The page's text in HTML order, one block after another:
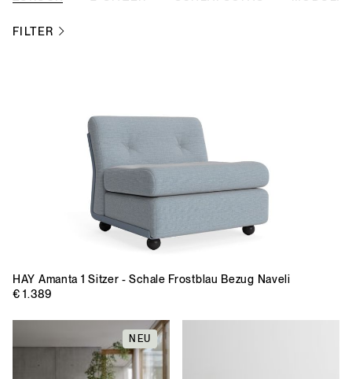
FILTER
HAY Amanta 1 Sitzer - Schale Frostblau Bezug Naveli
€ 1.389
NEU